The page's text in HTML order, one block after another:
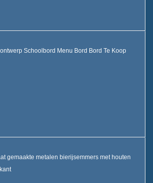
Schoolbord Menu Bord Bord Te Koop
gemaakte metalen bierijsemmers met houten